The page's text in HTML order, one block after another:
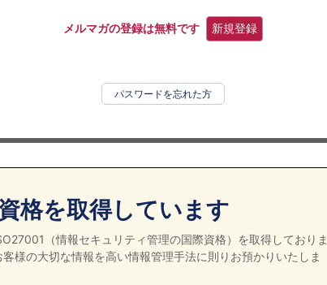
メルマガの登録は無料です 新規登録
パスワードを忘れた方
格を取得しています
（情報セキュリティ管理の国際資格）を取得しておりま
様の大切な情報を高い情報管理手法に則りお預かりいたしま